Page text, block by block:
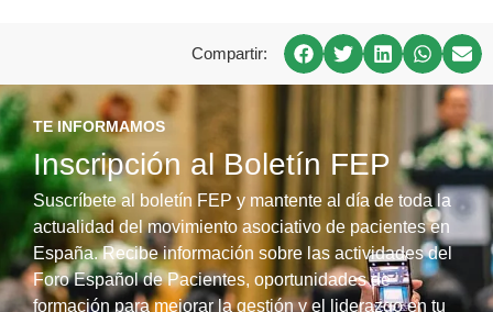
Compartir:
TE INFORMAMOS
Inscripción al Boletín FEP
Suscríbete al boletín FEP y mantente al día de toda la
actualidad del movimiento asociativo de pacientes en
España. Recibe información sobre las actividades del
Foro Español de Pacientes, oportunidades de
formación para mejorar la gestión y el liderazgo en tu